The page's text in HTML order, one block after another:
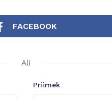
FACEBOOK
Ali
Priimek